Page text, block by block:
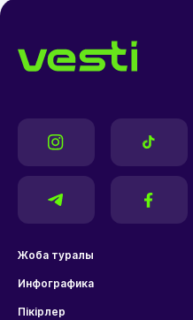
Жоба туралы
Инфографика
Пікірлер